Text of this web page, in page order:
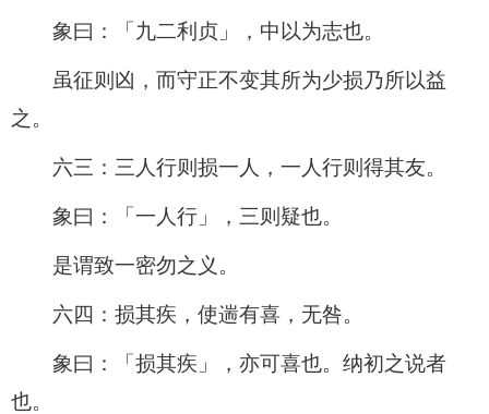
象曰：「九二利贞」，中以为志也。
虽征则凶，而守正不变其所为少损乃所以益
之。
六三：三人行则损一人，一人行则得其友。
象曰：「一人行」，三则疑也。
是谓致一密勿之义。
六四：损其疾，使遄有喜，无咎。
象曰：「损其疾」，亦可喜也。纳初之说者
也。